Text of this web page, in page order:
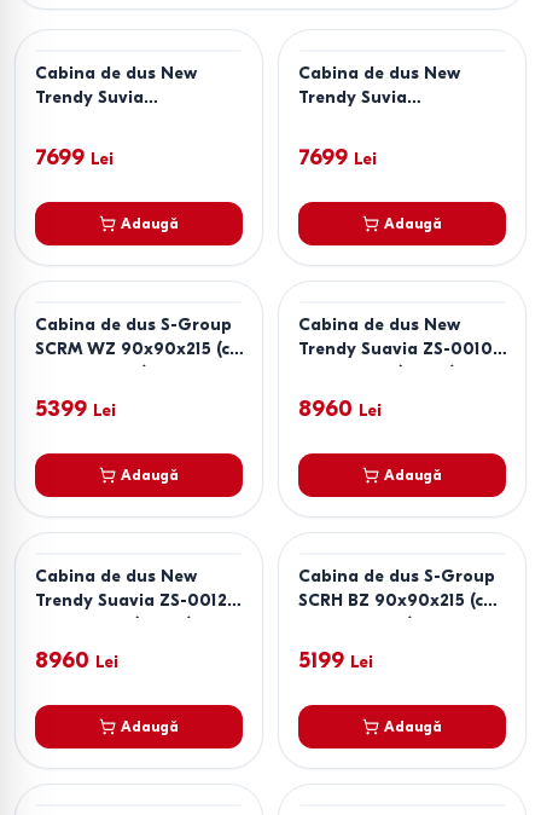
Cabina de dus New
Trendy Suvia
7699 Lei
Adaugă
Cabina de dus New
Trendy Suvia
7699 Lei
Adaugă
Cabina de dus S-Group
SCRM WZ 90x90x215 (cu
cadita medie)
5399 Lei
Adaugă
Cabina de dus New
Trendy Suavia ZS-0010
90x90x201 (18097)
8960 Lei
Adaugă
Cabina de dus New
Trendy Suavia ZS-0012
90x90x201 (18078)
8960 Lei
Adaugă
Cabina de dus S-Group
SCRH BZ 90x90x215 (cu
cadita inalta)
5199 Lei
Adaugă